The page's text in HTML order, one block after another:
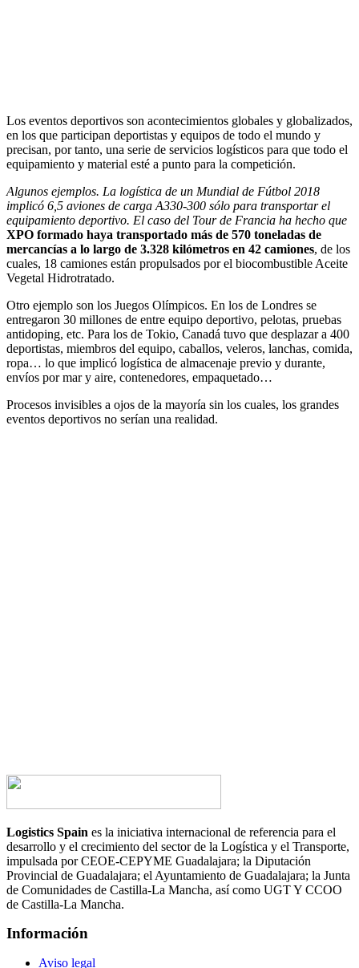
Los eventos deportivos son acontecimientos globales y globalizados,
en los que participan deportistas y equipos de todo el mundo y
precisan, por tanto, una serie de servicios logísticos para que todo el
equipamiento y material esté a punto para la competición.
Algunos ejemplos. La logística de un Mundial de Fútbol 2018
implicó 6,5 aviones de carga A330-300 sólo para transportar el
equipamiento deportivo. El caso del Tour de Francia ha hecho que
XPO formado haya transportado más de 570 toneladas de
mercancías a lo largo de 3.328 kilómetros en 42 camiones, de los
cuales, 18 camiones están propulsados por el biocombustible Aceite
Vegetal Hidrotratado.
Otro ejemplo son los Juegos Olímpicos. En los de Londres se
entregaron 30 millones de entre equipo deportivo, pelotas, pruebas
antidoping, etc. Para los de Tokio, Canadá tuvo que desplazar a 400
deportistas, miembros del equipo, caballos, veleros, lanchas, comida,
ropa… lo que implicó logística de almacenaje previo y durante,
envíos por mar y aire, contenedores, empaquetado…
Procesos invisibles a ojos de la mayoría sin los cuales, los grandes
eventos deportivos no serían una realidad.
Logistics Spain es la iniciativa internacional de referencia para el
desarrollo y el crecimiento del sector de la Logística y el Transporte,
impulsada por CEOE-CEPYME Guadalajara; la Diputación
Provincial de Guadalajara; el Ayuntamiento de Guadalajara; la Junta
de Comunidades de Castilla-La Mancha, así como UGT Y CCOO
de Castilla-La Mancha.
Información
Aviso legal